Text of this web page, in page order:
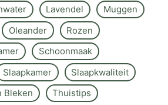
Lavendel
Muggen
Oleander
Rozen
Schoonmaak
Slaapkamer
Slaapkwaliteit
Bleken Thuistips